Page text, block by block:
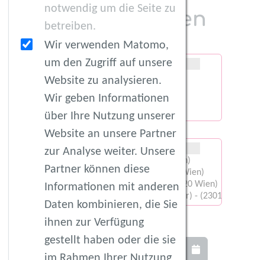
notwendig um die Seite zu
betreiben.
Wir verwenden Matomo,
um den Zugriff auf unsere
Website zu analysieren.
Wir geben Informationen
über Ihre Nutzung unserer
Website an unsere Partner
zur Analyse weiter. Unsere
Partner können diese
Informationen mit anderen
Daten kombinieren, die Sie
ihnen zur Verfügung
gestellt haben oder die sie
im Rahmen Ihrer Nutzung
Kurs finden
Kategorien
Veranstaltungsorte